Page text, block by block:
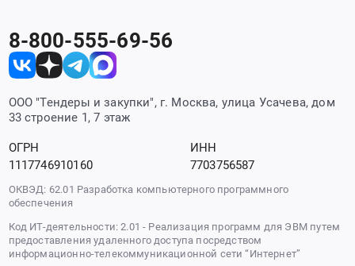
8-800-555-69-56
ООО "Тендеры и закупки", г. Москва, улица Усачева, дом
33 строение 1, 7 этаж
ОГРН
1117746910160
ИНН
7703756587
ОКВЭД: 62.01 Разработка компьютерного программного
обеспечения
Код ИТ-деятельности: 2.01 - Реализация программ для ЭВМ путем
предоставления удаленного доступа посредством
информационно-телекоммуникационной сети “Интернет”